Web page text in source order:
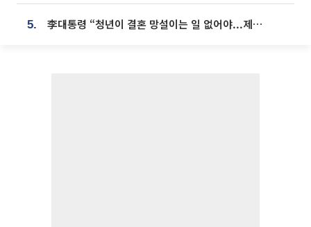
5. 李대통령 “청년이 결혼 망설이는 일 없어야...제도상 불이익 조사”